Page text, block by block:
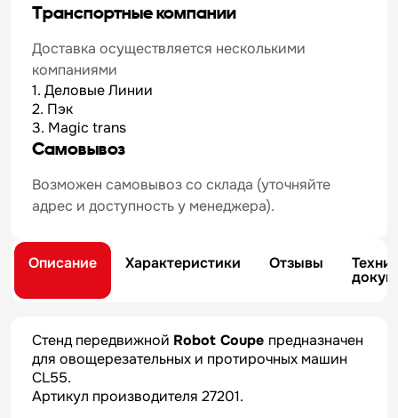
Транспортные компании
Доставка осуществляется несколькими
компаниями
1. Деловые Линии
2. Пэк
3. Magic trans
Самовывоз
Возможен самовывоз со склада (уточняйте
адрес и доступность у менеджера).
Описание Характеристики Отзывы
Стенд передвижной Robot Coupe предназначен
для овощерезательных и протирочных машин
CL55.
Артикул производителя 27201.